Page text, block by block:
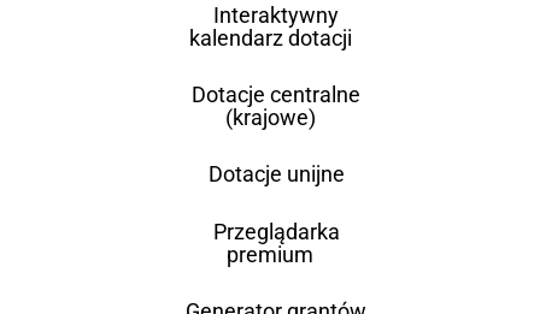
Interaktywny
kalendarz dotacji
Dotacje centralne
(krajowe)
Dotacje unijne
Przeglądarka
premium